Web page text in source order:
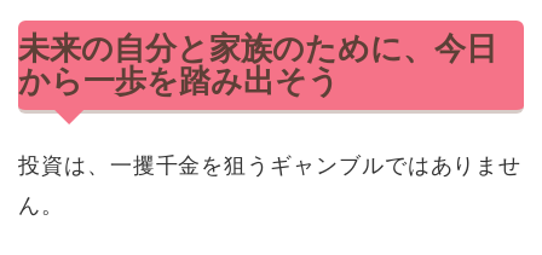
未来の自分と家族のために、今日
から一歩を踏み出そう
投資は、一攫千金を狙うギャンブルではありませ
ん。